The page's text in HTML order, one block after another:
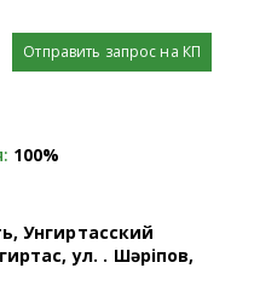
Отправить запрос на КП
100%
Унгиртасский
ул. Қ. Шәріпов,